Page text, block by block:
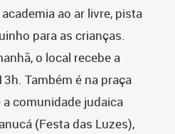
ao ar livre, pista
para as crianças.
o local recebe a
Também é na praça
comunidade judaica
(Festa das Luzes),